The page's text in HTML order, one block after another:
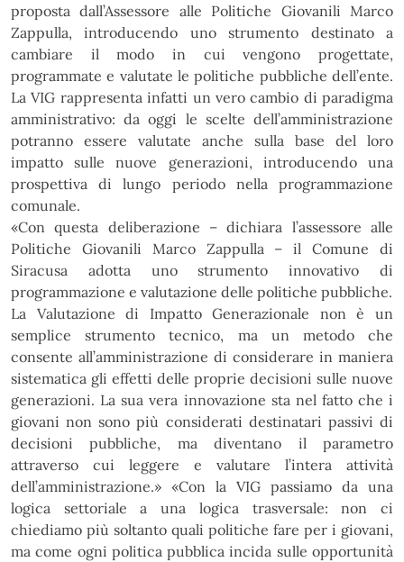
proposta dall’Assessore alle Politiche Giovanili Marco
Zappulla,
introducendo uno strumento destinatoa
cambiare
il modo in cui vengono
progettate,
programmate e valutate le politiche pubbliche dell’ente.
La VIG rappresenta infatti un vero cambio di paradigma
amministrativo: da oggi le scelte dell’amministrazione
potranno essere valutate anche sulla base del loro
impatto sulle nuove generazioni, introducendo una
prospettiva di lungo periodo nella programmazione
comunale.
«Con questa deliberazione – dichiara l’assessore alle
Politiche Giovanili Marco Zappulla
–il Comunedi
Siracusa adotta uno strumento innovativo di
programmazione e valutazione delle politiche pubbliche.
La Valutazione di Impatto Generazionale non è un
semplice strumento tecnico, ma un metodo che
consente all’amministrazione di considerare in maniera
sistematica gli effetti delle proprie decisioni sulle nuove
generazioni. La sua vera innovazione sta nel fatto che i
giovani non sono più considerati destinatari passivi di
decisioni pubbliche, ma diventano il parametro
attraverso cui leggere e valutare l’intera attività
dell’amministrazione.» «Con la VIG passiamo da una
logica settoriale a una logica trasversale: non ci
chiediamo più soltanto quali politiche fare per i giovani,
ma come ogni politica pubblicaincida sulle opportunità